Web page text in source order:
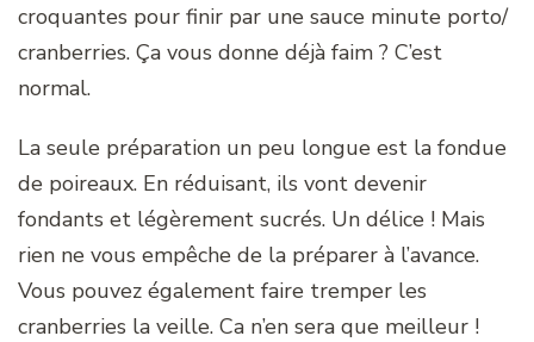
croquantes pour finir par une sauce minute porto/
cranberries. Ça vous donne déjà faim ? C’est
normal.
La seule préparation un peu longue est la fondue
de poireaux. En réduisant, ils vont devenir
fondants et légèrement sucrés. Un délice ! Mais
rien ne vous empêche de la préparer à l’avance.
Vous pouvez également faire tremper les
cranberries la veille. Ca n’en sera que meilleur !